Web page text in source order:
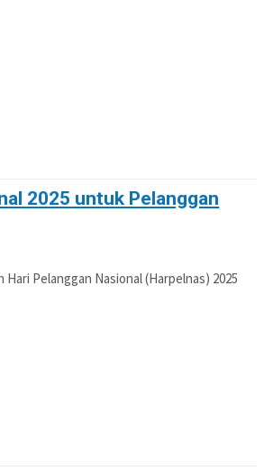
2025 untuk Pelanggan
Pelanggan Nasional (Harpelnas) 2025